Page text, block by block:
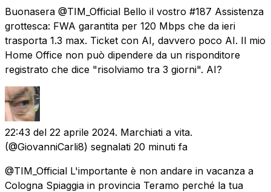
Buonasera @TIM_Official Bello il vostro #187 Assistenza
grottesca: FWA garantita per 120 Mbps che da ieri
trasporta 1.3 max. Ticket con AI, davvero poco AI. Il mio
Home Office non può dipendere da un risponditore
registrato che dice "risolviamo tra 3 giorni". AI?
22:43 del 22 aprile 2024. Marchiati a vita.
(@GiovanniCarli8) segnalati 20 minuti fa
@TIM_Official L'importante è non andare in vacanza a
Cologna Spiaggia in provincia Teramo perché la tua